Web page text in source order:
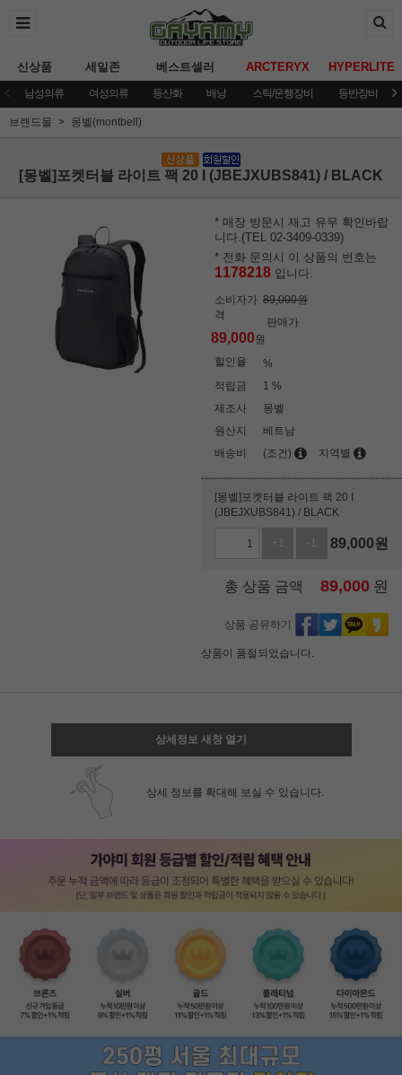
신상품 세일존 베스트셀러 ARCTERYX HYPERLITE
남성의류 여성의류 등산화 배낭 스틱/운행장비 등반장비
브랜드몰 몽벨(montbell)
[몽벨]포켓터블 라이트 팩 20 I (JBEJXUBS841) / BLACK
* 매장 방문시 재고 유무 확인바랍
니다.(TEL 02-3409-0339)
* 전화 문의시 이 상품의 번호는
1178218 입니다.
소비자가
격
89,000원
판매가
89,000원
할인율
%
적립금
1 %
제조사
몽벨
원산지
베트남
배송비
(조건) 지역별
[몽벨]포켓터블 라이트 팩 20 I
(JBEJXUBS841) / BLACK
+1 -1 89,000원
총 상품 금액 89,000 원
상품 공유하기
상품이 품절되었습니다.
상세정보 새창 열기
상세 정보를 확대해 보실 수 있습니다.